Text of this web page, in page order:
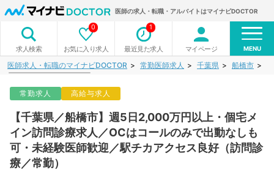
医師の求人・転職・アルバイトはマイナビDOCTOR
求人検索 お気に入り求人
0
最近見た求人
1
マイページ MENU
医師求人・転職のマイナビDOCTOR 常勤医師求人 千葉県 船橋市
常勤求人 高給与求人
【千葉県／船橋市】週5日2,000万円以上・個宅メ
イン訪問診療求人／OCはコールのみで出動なしも
可・未経験医師歓迎／駅チカアクセス良好（訪問診
療／常勤）